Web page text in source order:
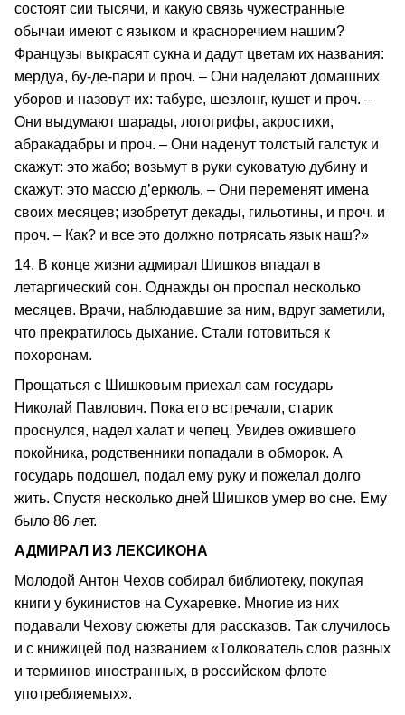
состоят сии тысячи, и какую связь чужестранные
обычаи имеют с языком и красноречием нашим?
Французы выкрасят сукна и дадут цветам их названия:
мердуа, бу-де-пари и проч. – Они наделают домашних
уборов и назовут их: табуре, шезлонг, кушет и проч. –
Они выдумают шарады, логогрифы, акростихи,
абракадабры и проч. – Они наденут толстый галстук и
скажут: это жабо; возьмут в руки суковатую дубину и
скажут: это массю д’еркюль. – Они переменят имена
своих месяцев; изобретут декады, гильотины, и проч. и
проч. – Как? и все это должно потрясать язык наш?»
14. В конце жизни адмирал Шишков впадал в
летаргический сон. Однажды он проспал несколько
месяцев. Врачи, наблюдавшие за ним, вдруг заметили,
что прекратилось дыхание. Стали готовиться к
похоронам.
Прощаться с Шишковым приехал сам государь
Николай Павлович. Пока его встречали, старик
проснулся, надел халат и чепец. Увидев ожившего
покойника, родственники попадали в обморок. А
государь подошел, подал ему руку и пожелал долго
жить. Спустя несколько дней Шишков умер во сне. Ему
было 86 лет.
АДМИРАЛ ИЗ ЛЕКСИКОНА
Молодой Антон Чехов собирал библиотеку, покупая
книги у букинистов на Сухаревке. Многие из них
подавали Чехову сюжеты для рассказов. Так случилось
и с книжицей под названием «Толкователь слов разных
и терминов иностранных, в российском флоте
употребляемых».